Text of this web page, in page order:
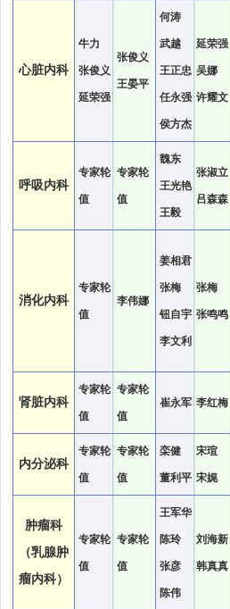
心脏内科
牛力
张俊义
延荣强
张俊义
王晏平
何涛
武越
王正忠
任永强
侯方杰
延荣强
吴娜
许耀文
呼吸内科
专家轮
值
专家轮
值
魏东
王光艳
王毅
张淑立
吕森森
消化内科
专家轮
值
李伟娜
姜相君
张梅
钮自宇
李文利
张梅
张鸣鸣
肾脏内科
专家轮
值
专家轮
值
崔永军 李红梅
内分泌科
专家轮
值
专家轮
值
栾健
董利平
宋瑄
宋娓
肿瘤科
（乳腺肿
瘤内科）
专家轮
值
专家轮
值
王军华
陈玲
张彦
陈伟
刘海新
韩真真